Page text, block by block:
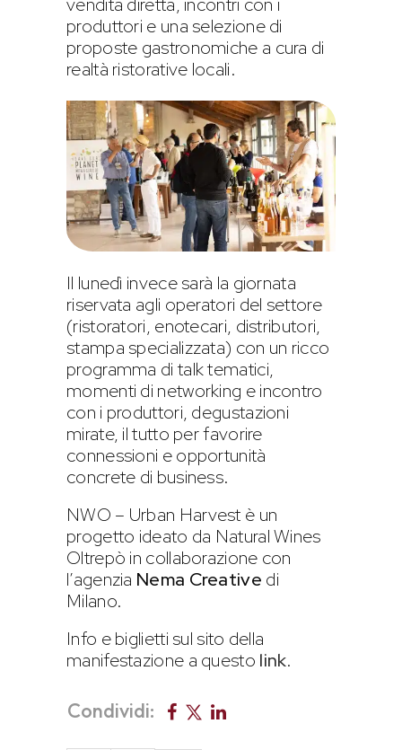
produttori e una selezione di
proposte gastronomiche a cura di
realtà ristorative locali.
Il lunedì invece sarà la giornata
riservata agli operatori del settore
(ristoratori, enotecari, distributori,
stampa specializzata) con un ricco
programma di talk tematici,
momenti di networking e incontro
con i produttori, degustazioni
mirate, il tutto per favorire
connessioni e opportunità
concrete di business.
NWO – Urban Harvest è un
progetto ideato da Natural Wines
Oltrepò in collaborazione con
l’agenzia Nema Creative di
Milano.
Info e biglietti sul sito della
manifestazione a questo link.
Condividi: